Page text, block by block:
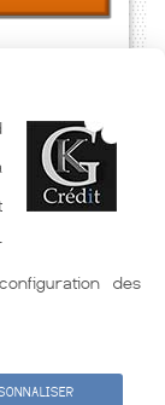
Taux Immobilier
Taux hors
fonction des
des